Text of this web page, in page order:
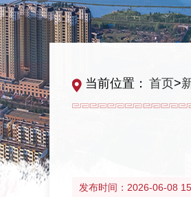
当前位置： 首页>
发布时间： 2026-06-08